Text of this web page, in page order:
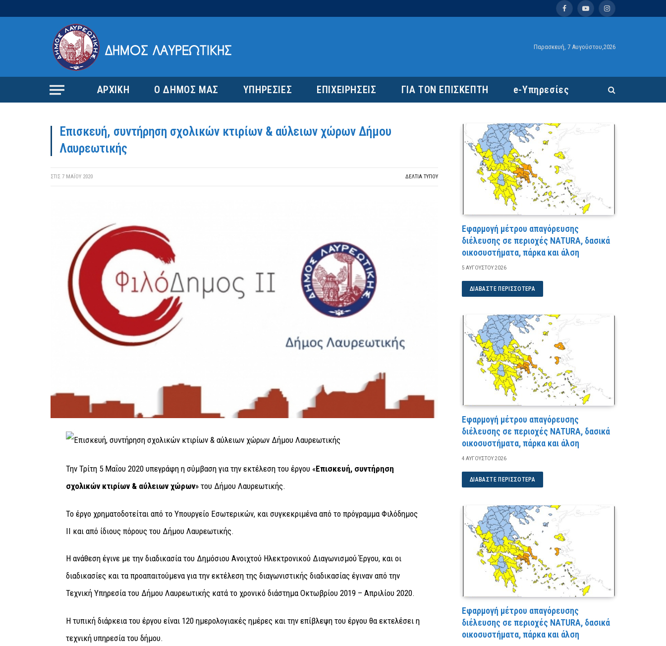
FacebookYouTubeInstagram
Παρασκευή, 7 Αυγούστου,2026
ΑΡΧΙΚΗ Ο ΔΗΜΟΣ ΜΑΣ ΥΠΗΡΕΣΙΕΣ ΕΠΙΧΕΙΡΗΣΕΙΣ ΓΙΑ ΤΟΝ ΕΠΙΣΚΕΠΤΗ e-Υπηρεσίες
Επισκευή, συντήρηση σχολικών κτιρίων & αύλειων χώρων Δήμου
Λαυρεωτικής
ΣΤΙΣ 7 ΜΑΪ́ΟΥ 2020 ΔΕΛΤΙΑ ΤΥΠΟΥ
Την Τρίτη 5 Μαΐου 2020 υπεγράφη η σύμβαση για την εκτέλεση του έργου «Επισκευή, συντήρηση
σχολικών κτιρίων & αύλειων χώρων» του Δήμου Λαυρεωτικής.
Το έργο χρηματοδοτείται από το Υπουργείο Εσωτερικών, και συγκεκριμένα από το πρόγραμμα Φιλόδημος
ΙΙ και από ίδιους πόρους του Δήμου Λαυρεωτικής.
Η ανάθεση έγινε με την διαδικασία του Δημόσιου Ανοιχτού Ηλεκτρονικού Διαγωνισμού Έργου, και οι
διαδικασίες και τα προαπαιτούμενα για την εκτέλεση της διαγωνιστικής διαδικασίας έγιναν από την
Τεχνική Υπηρεσία του Δήμου Λαυρεωτικής κατά το χρονικό διάστημα Οκτωβρίου 2019 – Απριλίου 2020.
Η τυπική διάρκεια του έργου είναι 120 ημερολογιακές ημέρες και την επίβλεψη του έργου θα εκτελέσει η
τεχνική υπηρεσία του δήμου.
Εφαρμογή μέτρου απαγόρευσης
διέλευσης σε περιοχές NATURA, δασικά
οικοσυστήματα, πάρκα και άλση
5 ΑΥΓΟΎΣΤΟΥ 2026
ΔΙΑΒΆΣΤΕ ΠΕΡΙΣΣΌΤΕΡΑ
Εφαρμογή μέτρου απαγόρευσης
διέλευσης σε περιοχές NATURA, δασικά
οικοσυστήματα, πάρκα και άλση
4 ΑΥΓΟΎΣΤΟΥ 2026
ΔΙΑΒΆΣΤΕ ΠΕΡΙΣΣΌΤΕΡΑ
Εφαρμογή μέτρου απαγόρευσης
διέλευσης σε περιοχές NATURA, δασικά
οικοσυστήματα, πάρκα και άλση